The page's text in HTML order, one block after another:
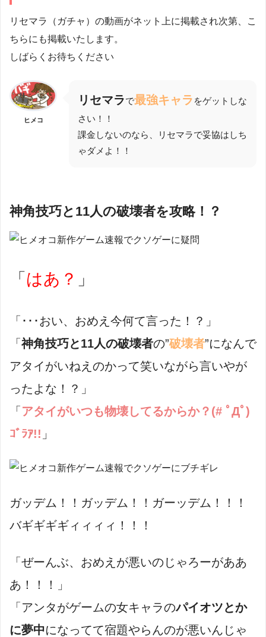
リセマラ（ガチャ）の動画がネット上に掲載され次第、こ
ちらにも掲載いたします。
しばらくお待ちください
ヒメコ
リセマラで最強キャラ をゲットしな
さい！！
課金しないのなら、リセマラで妥協はしち
ゃダメよ！！
神角技巧と11人の破壊者を攻略！？
「 はあ？ 」
「･･･おい、おめえ今何て言った！？」
「神角技巧と11人の破壊者の”破壊者”になんで
アタイがいねえのかって笑いながら言いやが
ったよな！？」
「 アタイがいつも物壊してるからか？(# ﾟДﾟ)
ｺﾞﾗｱ!! 」
ガッデム！！ガッデム！！ガーッデム！！！
バギギギギィィィィ！！！
「ぜーんぶ、おめえが悪いのじゃろーがああ
あ！！！」
「アンタがゲームの女キャラのパイオツとか
に夢中になってて宿題やらんのが悪いんじゃ